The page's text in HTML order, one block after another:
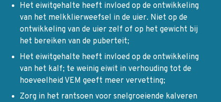
Het eiwitgehalte heeft invloed op de ontwikkeling
van het melkklierweefsel in de uier. Niet op de
ontwikkeling van de uier zelf of op het gewicht bij
het bereiken van de puberteit;
Het eiwitgehalte heeft invloed op de ontwikkeling
van het kalf; te weinig eiwit in verhouding tot de
hoeveelheid VEM geeft meer vervetting;
Zorg in het rantsoen voor snelgroeiende kalveren